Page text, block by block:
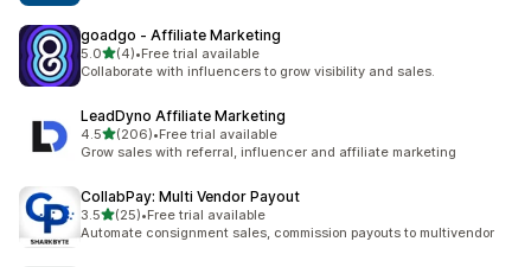
goadgo ‑ Affiliate Marketing
5.0별 5개 중
(4)
총 리뷰 4개
•Free trial available
Collaborate with influencers to grow visibility and sales.
LeadDyno Affiliate Marketing
4.5별 5개 중
(206)
총 리뷰 206개
•Free trial available
Grow sales with referral, influencer and affiliate marketing
CollabPay: Multi Vendor Payout
3.5별 5개 중
(25)
총 리뷰 25개
•Free trial available
Automate consignment sales, commission payouts to multivendor